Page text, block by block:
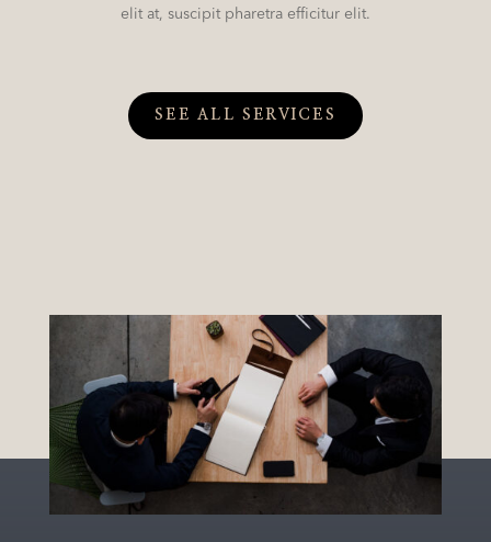
elit at, suscipit pharetra efficitur elit.
SEE ALL SERVICES